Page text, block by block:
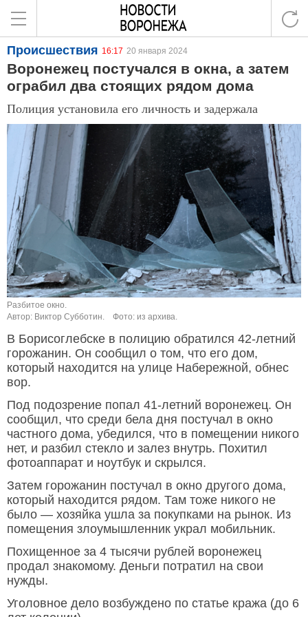
Происшествия 16:17 20 января 2024
Воронежец постучался в окна, а затем
ограбил два стоящих рядом дома
Полиция установила его личность и задержала
Разбитое окно.
Автор: Виктор Субботин.
Фото: из архива.
В Борисоглебске в полицию обратился 42-летний
горожанин. Он сообщил о том, что его дом,
который находится на улице Набережной, обнес
вор.
Под подозрение попал 41-летний воронежец. Он
сообщил, что среди бела дня постучал в окно
частного дома, убедился, что в помещении никого
нет, и разбил стекло и залез внутрь. Похитил
фотоаппарат и ноутбук и скрылся.
Затем горожанин постучал в окно другого дома,
который находится рядом. Там тоже никого не
было — хозяйка ушла за покупками на рынок. Из
помещения злоумышленник украл мобильник.
Похищенное за 4 тысячи рублей воронежец
продал знакомому. Деньги потратил на свои
нужды.
Уголовное дело возбуждено по статье кража (до 6